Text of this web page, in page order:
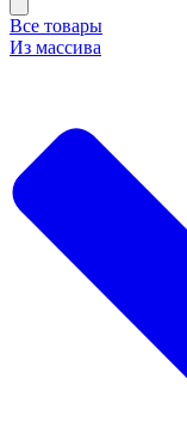
Все товары
Из массива